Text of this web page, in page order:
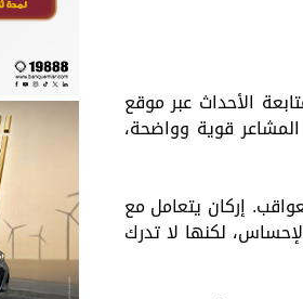
الأحداث عبر موقع
قوية وواضحة،
إركان يتعامل مع
لكنها لا تدرك